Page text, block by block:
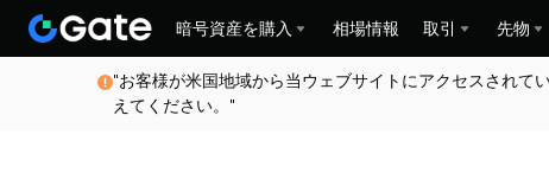
暗号資産を購入 相場情報 取引 先物
"お客様が米国地域から当ウェブサイトにアクセスされて
えてください。"